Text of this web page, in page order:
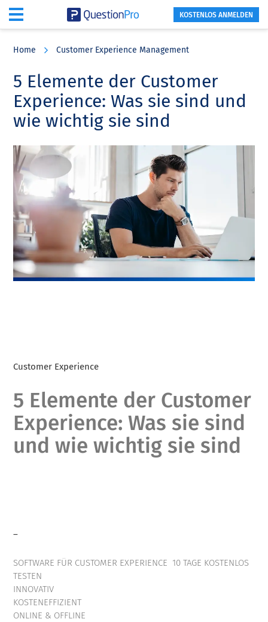
content
sidebar
KOSTENLOS ANMELDEN
Home Customer Experience Management
5 Elemente der Customer
Experience: Was sie sind und
wie wichtig sie sind
Customer Experience
5 Elemente der Customer
Experience: Was sie sind
und wie wichtig sie sind
–
SOFTWARE FÜR CUSTOMER EXPERIENCE 10 TAGE KOSTENLOS
TESTEN
INNOVATIV
KOSTENEFFIZIENT
ONLINE & OFFLINE